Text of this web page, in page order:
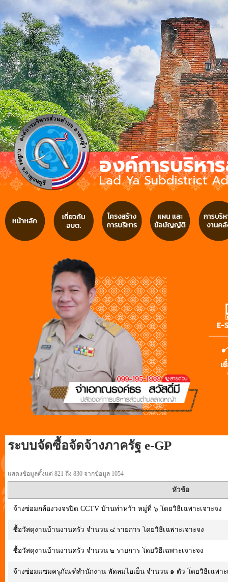
ระบบจัดซื้อจัดจ้างภาครัฐ e-GP
แสดงข้อมูลตั้งแต่ 821 ถึง 830 จากข้อมูล 1054
หัวข้อ
จ้างซ่อมกล้องวงจรปิด CCTV บ้านท่าหว้า หมู่ที่ ๖ โดยวิธีเฉพาะเจาะจง
ซื้อวัสดุงานบ้านงานครัว จำนวน ๔ รายการ โดยวิธีเฉพาะเจาะจง
ซื้อวัสดุงานบ้านงานครัว จำนวน ๒ รายการ โดยวิธีเฉพาะเจาะจง
จ้างซ่อมแซมครุภัณฑ์สำนักงาน พัดลมไอเย็น จำนวน ๑ ตัว โดยวิธีเฉพาะ